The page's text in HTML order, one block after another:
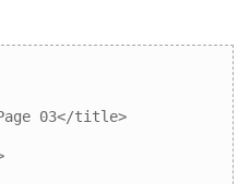
03</title>